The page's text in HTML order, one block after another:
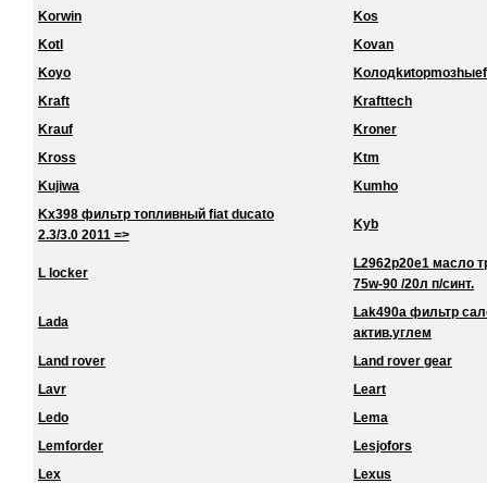
Korwin
Kos
Kotl
Kovan
Koyo
Kraft
Krafttech
Krauf
Kroner
Kross
Ktm
Kujiwa
Kumho
Kx398 фильтр топливный fiat ducato
2.3/3.0 2011 =>
Kyb
L locker
L2962p20e1 масло
75w-90 /20л п/синт.
Lada
Lak490a фильтр
актив.углем
Land rover
Land rover gear
Lavr
Leart
Ledo
Lema
Lemforder
Lesjofors
Lex
Lexus